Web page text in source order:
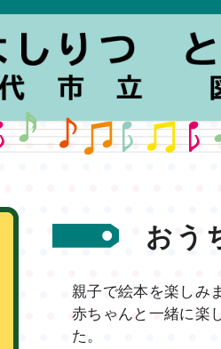
おう
親子で絵本を楽しみ
赤ちゃんと一緒に楽
た。